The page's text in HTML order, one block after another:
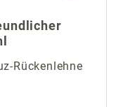
Rückenlehne